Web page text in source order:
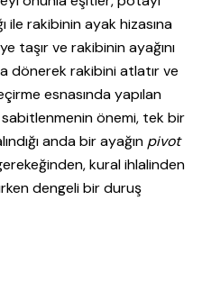
rakibinin ayak hizasına
taşır ve rakibinin ayağını
dönerek rakibini atlatır ve
esnasında yapılan
sabitlenmenin önemi, tek bir
anda bir ayağın pivot
kural ihlalinden
dengeli bir duruş